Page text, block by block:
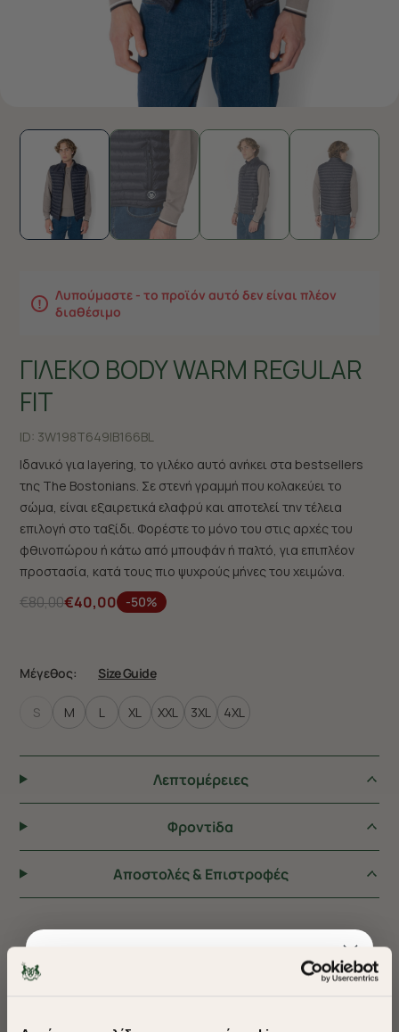
Λυπούμαστε - το προϊόν αυτό δεν είναι πλέον
διαθέσιμο
ΓΙΛΕΚΟ BODY WARM REGULAR
FIT
ID: 3W198T649|B166BL
Ιδανικό για layering, το γιλέκο αυτό ανήκει στα bestsellers
της The Bostonians. Σε στενή γραμμή που κολακεύει το
σώμα, είναι εξαιρετικά ελαφρύ και αποτελεί την τέλεια
επιλογή στο ταξίδι. Φορέστε το μόνο του στις αρχές του
φθινοπώρου ή κάτω από μπουφάν ή παλτό, για επιπλέον
προστασία, κατά τους πιο ψυχρούς μήνες του χειμώνα.
€80,00€40,00 -50%
Μέγεθος: Size Guide
S M L XL XXL 3XL 4XL
Λεπτομέρειες
Φροντiδα
Αποστολές & Επιστροφές
ΠΡΟΤΕΙΝΟΥΜΕ ΓΙΑ ΕΣΑΣ